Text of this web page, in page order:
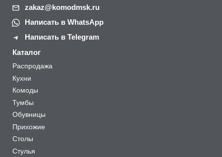
zakaz@komodmsk.ru
Написать в WhatsApp
Написать в Telegram
Каталог
Распродажа
Кухни
Комоды
Тумбы
Обувницы
Прихожие
Столы
Стулья